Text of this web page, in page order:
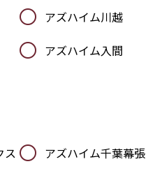
アズハイム川越
アズハイム入間
ス アズハイム千葉幕張